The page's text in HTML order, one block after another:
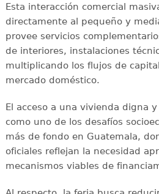
Esta interacción comercial
directamente al pequeño y
provee servicios
de interiores, instalaciones
multiplicando los flujos de
mercado doméstico.
El acceso a una vivienda digna
como uno de los desafíos
más de fondo en Guatemala,
oficiales reflejan la necesidad
mecanismos viables de